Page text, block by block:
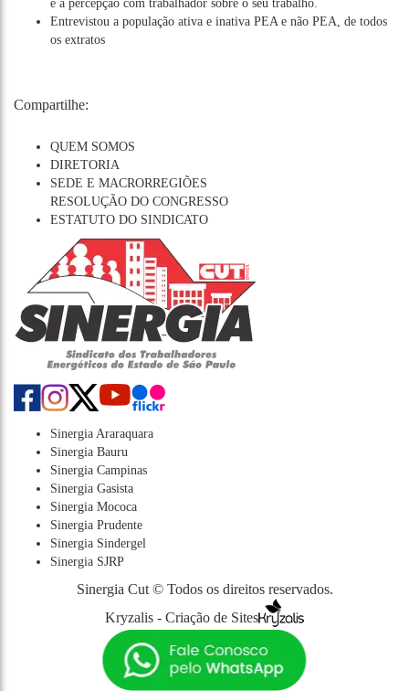
e a percepção com trabalhador sobre o seu trabalho.
Entrevistou a população ativa e inativa PEA e não PEA, de todos
os extratos
Compartilhe:
QUEM SOMOS
DIRETORIA
SEDE E MACRORREGIÕES
RESOLUÇÃO DO CONGRESSO
ESTATUTO DO SINDICATO
Sinergia Araraquara
Sinergia Bauru
Sinergia Campinas
Sinergia Gasista
Sinergia Mococa
Sinergia Prudente
Sinergia Sindergel
Sinergia SJRP
Sinergia Cut © Todos os direitos reservados.
Kryzalis - Criação de Sites